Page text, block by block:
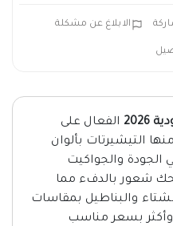
الابلاغ عن مشكلة
الفعال على
التيشيرتات بألوان
والجواكيت
شعور بالدفء مما
والبناطيل بمقاسات
وأكثر بسعر مناسب